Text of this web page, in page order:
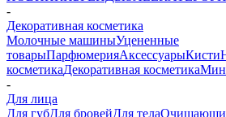
-
Декоративная косметика
Молочные машиныУцененные
товарыПарфюмерияАксессуарыКисти
косметикаДекоративная косметика
-
Для лица
Для губДля бровейДля тела